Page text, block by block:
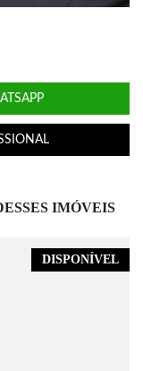
IMÓVEIS
DISPONÍVEL